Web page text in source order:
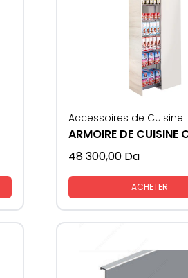
Accessoires de Cuisine
48 300,00 Da
ACHETER